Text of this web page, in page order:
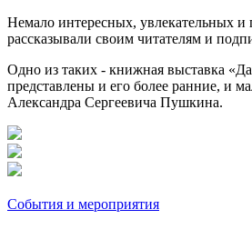
Немало интересных, увлекательных
рассказывали своим читателям и
Одно из таких - книжная выставка
представлены и его более ранние, и
Александра Сергеевича Пушкина.
События и мероприятия